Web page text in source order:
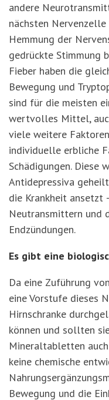
andere
nächsten
Hemmung der
gedrückte Stimmung
Fieber haben die
Bewegung und
sind für die meisten
wertvolles Mittel,
viele weitere
individuelle erbliche
Schädigungen. Diese
Antidepressiva
die Krankheit ansetzt
Neutransmittern und
Endzündungen.
Es gibt eine
Da eine Zuführung
eine Vorstufe dieses
Hirnschranke
können und sollten
Mineraltabletten
keine chemische
Bewegung und die